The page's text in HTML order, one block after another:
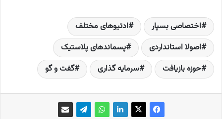
اختصاصی بسپار
ادتیوهای مختلف
اصولا استانداردی
پسماندهای پلاستیک
حوزه بازیافت
سرمایه گذاری گفت و گو